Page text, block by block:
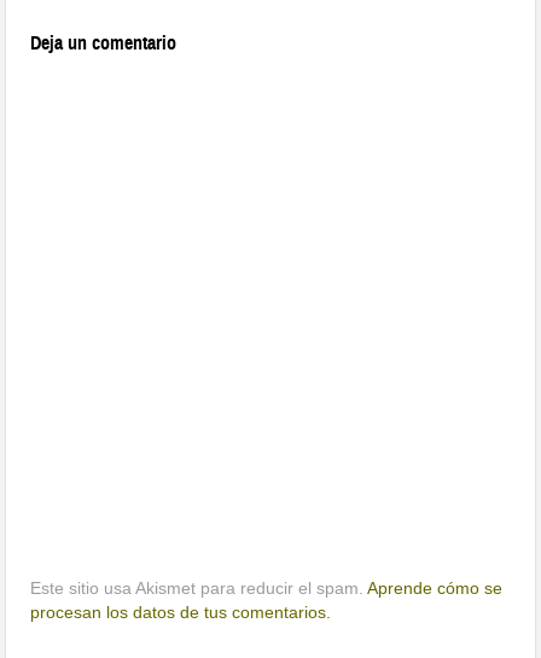
Deja un comentario
Este sitio usa Akismet para reducir el spam.Aprende cómo se
procesan los datos de tus comentarios.